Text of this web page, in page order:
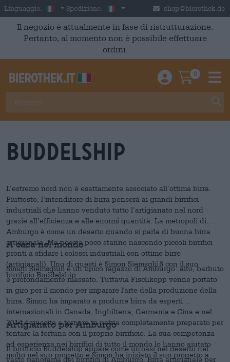
Skip to main content
Linguaggio: Italian
Spedizione: Italia shop@bierothek.de
Il negozio è attualmente in fase di ristrutturazione.
Pertanto, al momento non è possibile effettuare
ordini.
Einloggen /
0
Buddelship
L’estremo nord non è esattamente associato all’ottima birra.
Piuttosto, l’intenditore di birra penserà ai grandi birrifici
industriali che hanno venduto tutto l’artigianato nel nord
grazie all’efficienza e alle enormi quantità. La metropoli di
Amburgo è come un deserto quando si parla di buona birra
artigianale. Ma poco a poco stanno nascendo piccoli birrifici
pronti a sfidare i colossi industriali con ottime birre
(artigianali). Uno di questi è Simon Siemsglüß con il suo
birrificio Buddelship.
A casa nel mondo
Simon Siemsglüß è un tipico ragazzo di Amburgo: alto, barbuto
e profondamente rilassato. Tuttavia Fischkopp venne portato
in giro per il mondo per imparare l'arte della produzione della
birra. Simon ha imparato a produrre birra da esperti
internazionali in Canada, Inghilterra, Germania e Cina e nel
2014 è riuscito a tornare in patria completamente preparato per
tentare la fortuna con il proprio birrificio. La sua competenza
ed esperienza nei birrifici di tutto il mondo lo hanno aiutato
molto nel suo progetto e Simon ha iniziato il suo progetto a
Artigianato per Amburgo
Il birrificio Buddelship appare come un'oasi nel deserto nel
vasto panorama dei birrifici di Amburgo. Birra artigianale per